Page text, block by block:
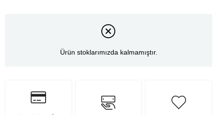
Ürün stoklarımızda kalmamıştır.